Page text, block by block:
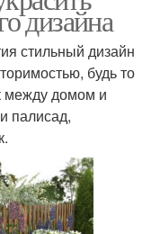
дизайна
стильный дизайн
будь то
между домом и
палисад,